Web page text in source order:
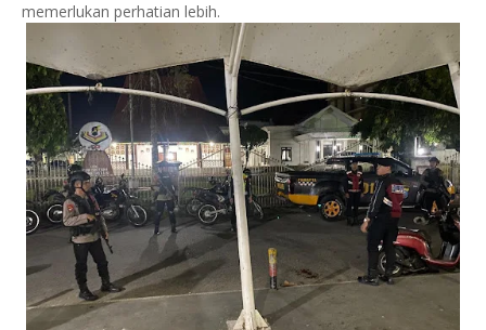
memerlukan perhatian lebih.